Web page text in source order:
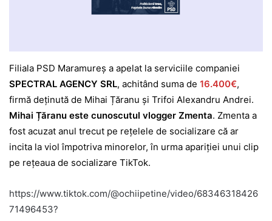
Filiala PSD Maramureș a apelat la serviciile companiei
SPECTRAL AGENCY SRL, achitând suma de 16.400€,
firmă deținută de Mihai Țăranu și Trifoi Alexandru Andrei.
Mihai Țăranu este cunoscutul vlogger Zmenta. Zmenta a
fost acuzat anul trecut pe rețelele de socializare că ar
incita la viol împotriva minorelor, în urma apariției unui clip
pe rețeaua de socializare TikTok.
https://www.tiktok.com/@ochiipetine/video/68346318426
71496453?